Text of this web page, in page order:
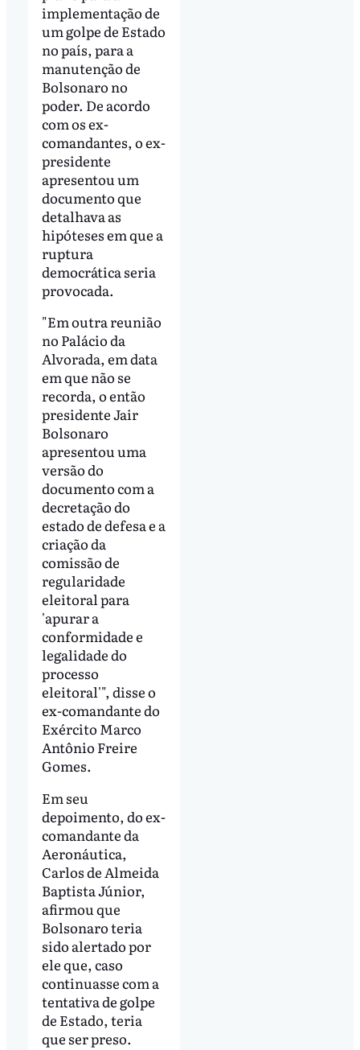
implementação de
um golpe de Estado
no país, para a
manutenção de
Bolsonaro no
poder. De acordo
com os ex-
comandantes, o ex-
presidente
apresentou um
documento que
detalhava as
hipóteses em que a
ruptura
democrática seria
provocada.
"Em outra reunião
no Palácio da
Alvorada, em data
em que não se
recorda, o então
presidente Jair
Bolsonaro
apresentou uma
versão do
documento com a
decretação do
estado de defesa e a
criação da
comissão de
regularidade
eleitoral para
'apurar a
conformidade e
legalidade do
processo
eleitoral'", disse o
ex-comandante do
Exército Marco
Antônio Freire
Gomes.
Em seu
depoimento, do ex-
comandante da
Aeronáutica,
Carlos de Almeida
Baptista Júnior,
afirmou que
Bolsonaro teria
sido alertado por
ele que, caso
continuasse com a
tentativa de golpe
de Estado, teria
que ser preso.